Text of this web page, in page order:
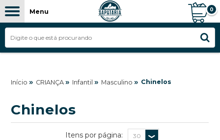
Menu 0
Início » CRIANÇA » Infantil » Masculino » Chinelos
Chinelos
Itens por página: